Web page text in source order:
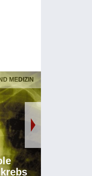
MEDIZIN